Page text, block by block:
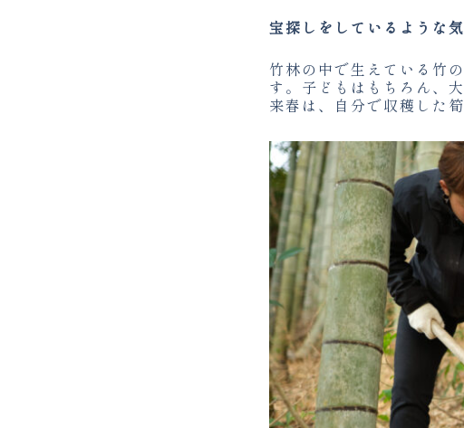
宝探しをしているような
竹林の中で生えている竹
す。子どもはもちろん、
来春は、自分で収穫した